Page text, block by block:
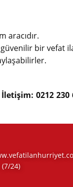
aracıdır.
güvenilir bir vefat
0212 230
(7/24)